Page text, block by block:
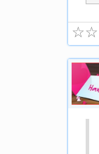
☆
☆